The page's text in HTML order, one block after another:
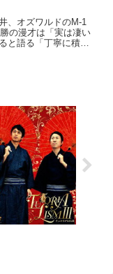
、オズワルドのM-1
の漫才は「実は凄い
と語る「丁寧に積み